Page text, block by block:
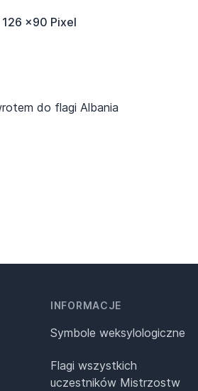
126 x90 Pixel
do flagi Albania
INFORMACJE
Symbole weksylologiczne
Flagi wszystkich
uczestników Mistrzostw